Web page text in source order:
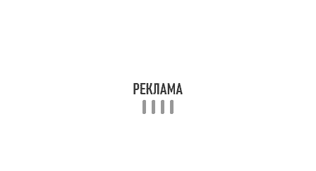
Романова Лилия Николаевна — заведующая